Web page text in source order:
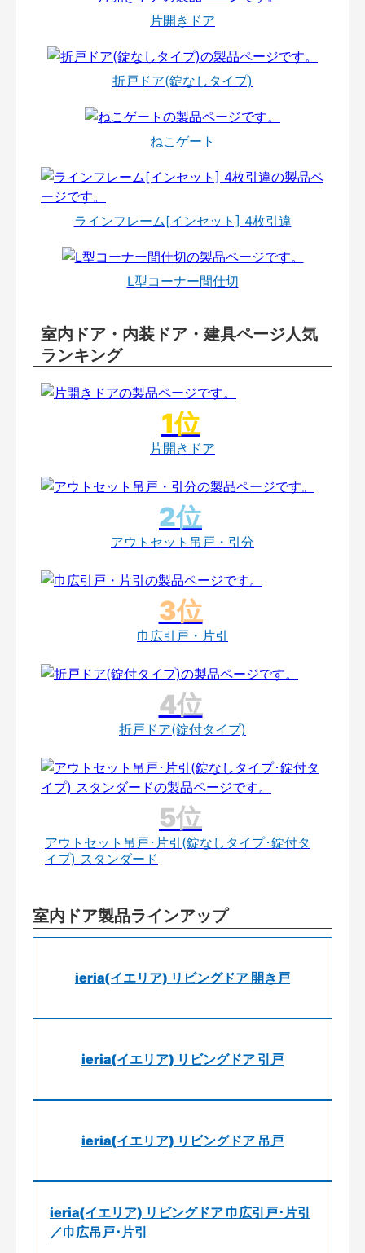
片開きドア
折戸ドア(錠なしタイプ)
ねこゲート
ラインフレーム[インセット] 4枚引違
L型コーナー間仕切
室内ドア・内装ドア・建具ページ人気
ランキング
片開きドア
アウトセット吊戸・引分
巾広引戸・片引
折戸ドア(錠付タイプ)
アウトセット吊戸･片引(錠なしタイプ･錠付タ
イプ) スタンダード
室内ドア製品ラインアップ
ieria(イエリア) リビングドア 開き戸
ieria(イエリア) リビングドア 引戸
ieria(イエリア) リビングドア 吊戸
ieria(イエリア) リビングドア 巾広引戸･片引
／巾広吊戸･片引